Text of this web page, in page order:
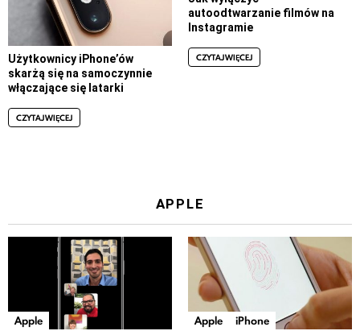
Użytkownicy iPhone’ów
skarżą się na samoczynnie
włączające się latarki
CZYTAJ WIĘCEJ
autoodtwarzanie filmów na
Instagramie
CZYTAJ WIĘCEJ
APPLE
Apple Apple iPhone